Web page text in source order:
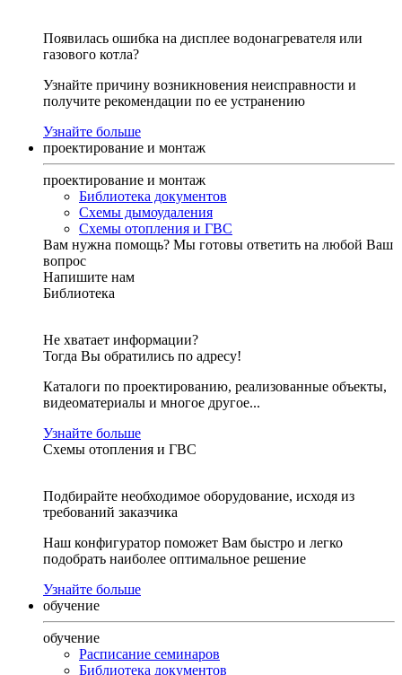
Появилась ошибка на дисплее водонагревателя или
газового котла?
Узнайте причину возникновения неисправности и
получите рекомендации по ее устранению
Узнайте больше
проектирование и монтаж
проектирование и монтаж
Библиотека документов
Схемы дымоудаления
Схемы отопления и ГВС
Вам нужна помощь? Мы готовы ответить на любой Ваш
вопрос
Напишите нам
Библиотека
Не хватает информации?
Тогда Вы обратились по адресу!
Каталоги по проектированию, реализованные объекты,
видеоматериалы и многое другое...
Узнайте больше
Схемы отопления и ГВС
Подбирайте необходимое оборудование, исходя из
требований заказчика
Наш конфигуратор поможет Вам быстро и легко
подобрать наиболее оптимальное решение
Узнайте больше
обучение
обучение
Расписание семинаров
Библиотека документов